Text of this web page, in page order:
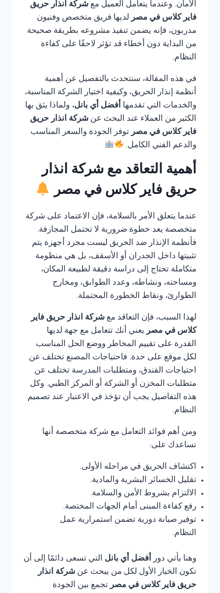
الأمان. وعندما يتعامل العميل مع شركة انذار حريق
فاير كلاس في مصر لديها فريق متخصص وفنيون
مدربون، فإنه يضمن تنفيذ مشروعه بطريقة صحيحة
من البداية دون أخطاء قد تؤثر لاحقًا على كفاءة
النظام.
في هذه المقالة، سنتحدث بالتفصيل عن أهمية
أنظمة إنذار الحريق، وكيفية اختيار الشركة المناسبة،
والخدمات التي تقدمها أفضل أي بانل، ولماذا يثق بها
الكثير من العملاء عند البحث عن شركة انذار حريق
فاير كلاس في مصر توفر الجودة والسعر المناسب
والدعم الفني الكامل.
أهمية التعاقد مع شركة انذار
حريق فاير كلاس في مصر
عندما يتعلق الأمر بالسلامة، فإن الاعتماد على شركة
متخصصة يعد خطوة ضرورية لا تحتمل المجازفة.
فأنظمة الإنذار ضد الحريق ليست مجرد أجهزة يتم
تثبيتها داخل الجدران أو الأسقف، بل هي منظومة
متكاملة تحتاج إلى دراسة دقيقة لطبيعة المكان،
ومساحته، ونشاطه، وعدد الطوابق، ومخارج
الطوارئ، ونقاط الخطورة المحتملة.
لهذا السبب، فإن التعاقد مع شركة انذار حريق فاير
كلاس في مصر يعني أنك تتعامل مع جهة لديها
القدرة على تقييم المخاطر ووضع الحل المناسب
لكل موقع على حدة. فاحتياجات المصنع تختلف عن
احتياجات الفندق، ومتطلبات المدرسة تختلف عن
متطلبات المخزن أو الشركة أو المركز الطبي. وكل
هذه التفاصيل يجب أن تؤخذ في الاعتبار عند تصميم
النظام.
ومن أهم فوائد التعامل مع شركة متخصصة أنها
تساعدك على:
اكتشاف الحريق في مراحله الأولى.
تقليل الخسائر البشرية والمادية.
الالتزام بشروط الأمن والسلامة.
رفع كفاءة المبنى أمام الجهات المختصة.
توفير صيانة دورية تضمن استمرارية عمل
النظام.
وهنا يأتي دور أفضل أي بانل التي تسعى دائمًا إلى أن
تكون الخيار الأول لكل من يبحث عن شركة انذار
حريق فاير كلاس في مصرتجمع بين الجودة